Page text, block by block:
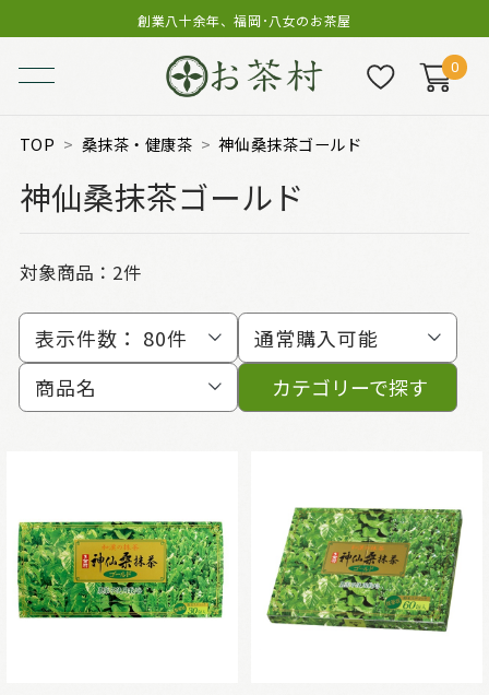
創業八十余年、福岡･八女のお茶屋
0
TOP 桑抹茶・健康茶 神仙桑抹茶ゴールド
神仙桑抹茶ゴールド
対象商品： 2件
表示件数： 80件
通常購入可能
商品名
カテゴリーで探す